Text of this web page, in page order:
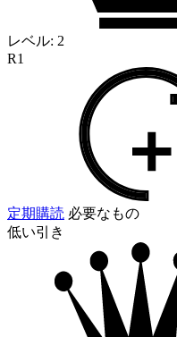
レベル: 2
R1
定期購読 必要なもの
低い引き